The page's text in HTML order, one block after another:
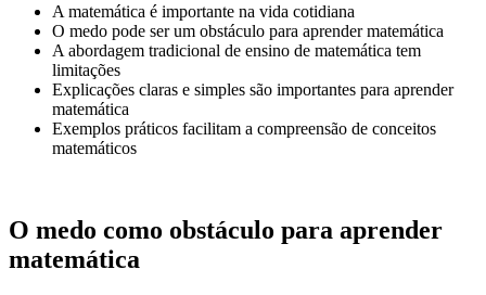
A matemática é importante na vida cotidiana
O medo pode ser um obstáculo para aprender matemática
A abordagem tradicional de ensino de matemática tem
limitações
Explicações claras e simples são importantes para aprender
matemática
Exemplos práticos facilitam a compreensão de conceitos
matemáticos
O medo como obstáculo para aprender
matemática